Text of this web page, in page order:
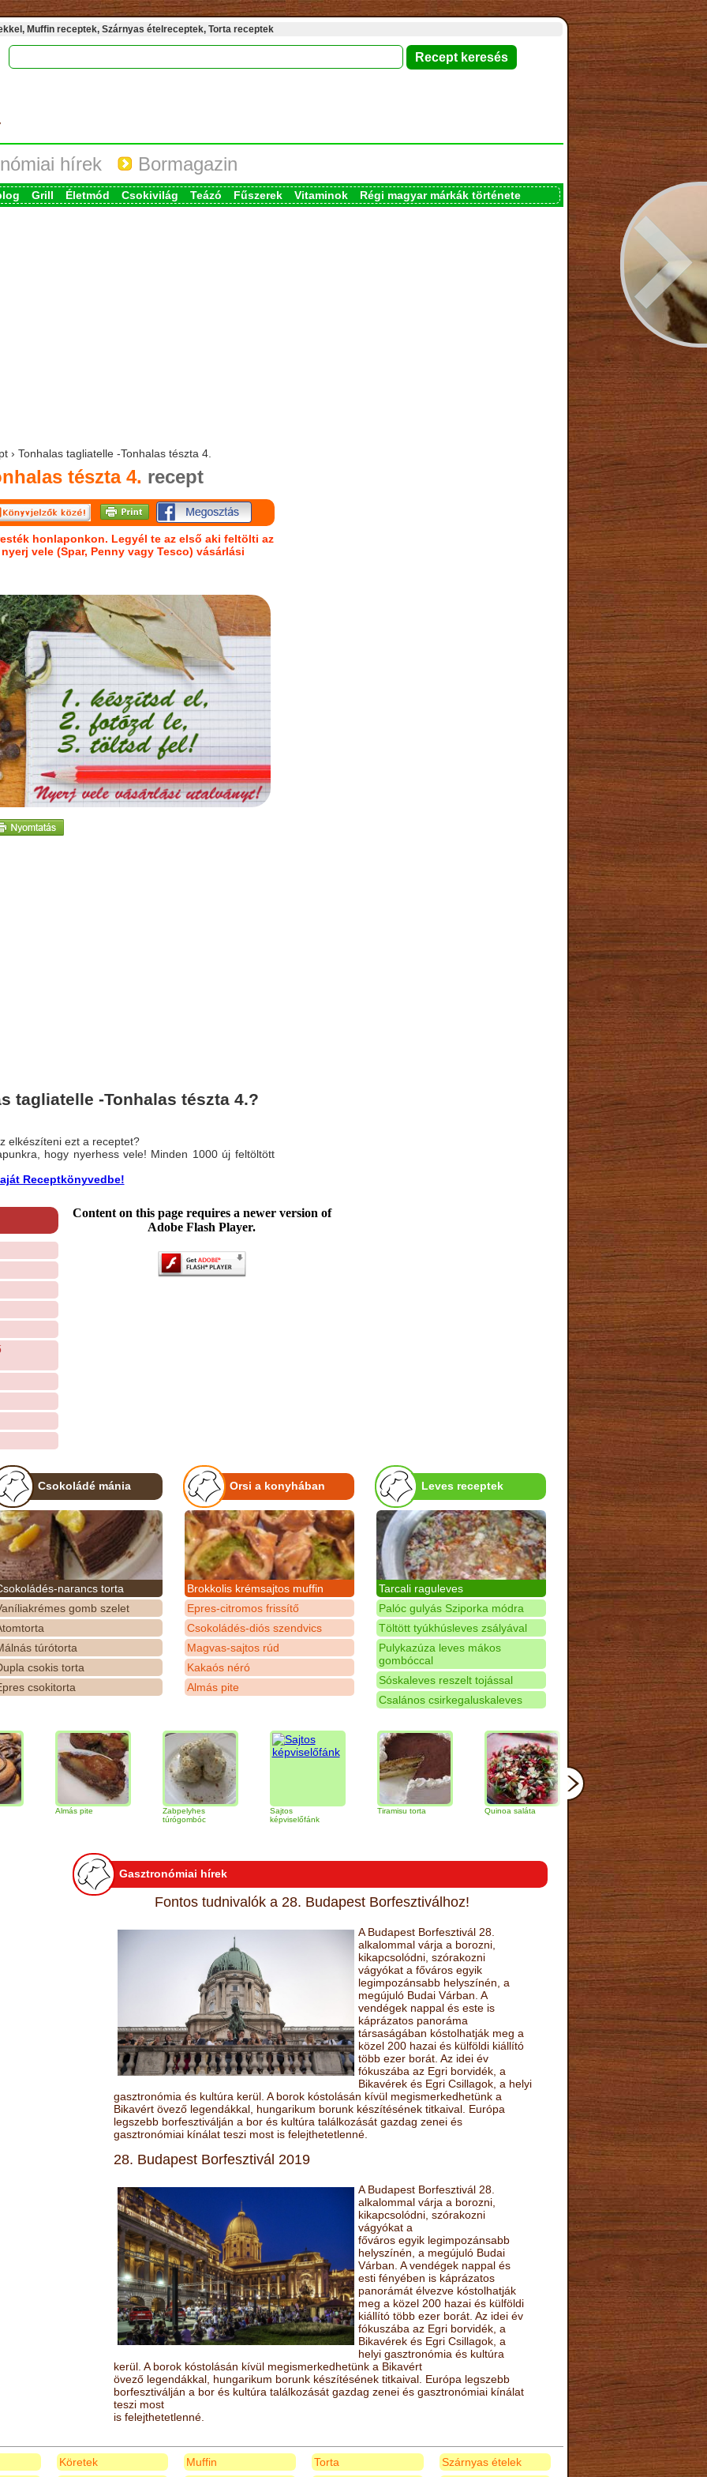
Muffin receptek, Szárnyas ételreceptek, Torta receptek
hírek Bormagazin
Grill Életmód Csokivilág Teázó Fűszerek Vitaminok Régi magyar márkák története
› Tonhalas tagliatelle -Tonhalas tészta 4.
tészta 4. recept
honlaponkon. Legyél te az első aki feltölti az
vele (Spar, Penny vagy Tesco) vásárlási
tagliatelle -Tonhalas tészta 4.?
elkészíteni ezt a receptet?
hogy nyerhess vele! Minden 1000 új feltöltött
Receptkönyvedbe!
Content on this page requires a newer version of
Adobe Flash Player.
Csokoládé mánia
narancs torta
gomb szelet
túrótorta
csokis torta
csokitorta
Orsi a konyhában
Brokkolis krémsajtos muffin
Epres-citromos frissítő
Csokoládés-diós szendvics
Magvas-sajtos rúd
Kakaós néró
Almás pite
Leves receptek
Tarcali raguleves
Palóc gulyás Sziporka módra
Töltött tyúkhúsleves zsályával
Pulykazúza leves mákos
gombóccal
Sóskaleves reszelt tojással
Csalános csirkegaluskaleves
Zabpelyhes
túrógombóc
képviselőfánk
Tiramisu torta Quinoa saláta Mandulás kifli
Csokoládés-
narancs torta
Gasztronómiai hírek
Fontos tudnivalók a 28. Budapest Borfesztiválhoz!
A Budapest Borfesztivál 28.
alkalommal várja a borozni,
kikapcsolódni, szórakozni
vágyókat a főváros egyik
legimpozánsabb helyszínén, a
megújuló Budai Várban. A
vendégek nappal és este is
káprázatos panoráma
társaságában kóstolhatják meg a
közel 200 hazai és külföldi kiállító
több ezer borát. Az idei év
fókuszába az Egri borvidék, a
Bikavérek és Egri Csillagok, a helyi
gasztronómia és kultúra kerül. A borok kóstolásán kívül megismerkedhetünk a
Bikavért övező legendákkal, hungarikum borunk készítésének titkaival. Európa
legszebb borfesztiválján a bor és kultúra találkozását gazdag zenei és
gasztronómiai kínálat teszi most is felejthetetlenné.
28. Budapest Borfesztivál 2019
A Budapest Borfesztivál 28.
alkalommal várja a borozni,
kikapcsolódni, szórakozni
vágyókat a
főváros egyik legimpozánsabb
helyszínén, a megújuló Budai
Várban. A vendégek nappal és
esti fényében is káprázatos
panorámát élvezve kóstolhatják
meg a közel 200 hazai és külföldi
kiállító több ezer borát. Az idei év
fókuszába az Egri borvidék, a
Bikavérek és Egri Csillagok, a
helyi gasztronómia és kultúra
kerül. A borok kóstolásán kívül megismerkedhetünk a Bikavért
övező legendákkal, hungarikum borunk készítésének titkaival. Európa legszebb
borfesztiválján a bor és kultúra találkozását gazdag zenei és gasztronómiai kínálat
teszi most
is felejthetetlenné.
Köretek Muffin Torta Szárnyas ételek